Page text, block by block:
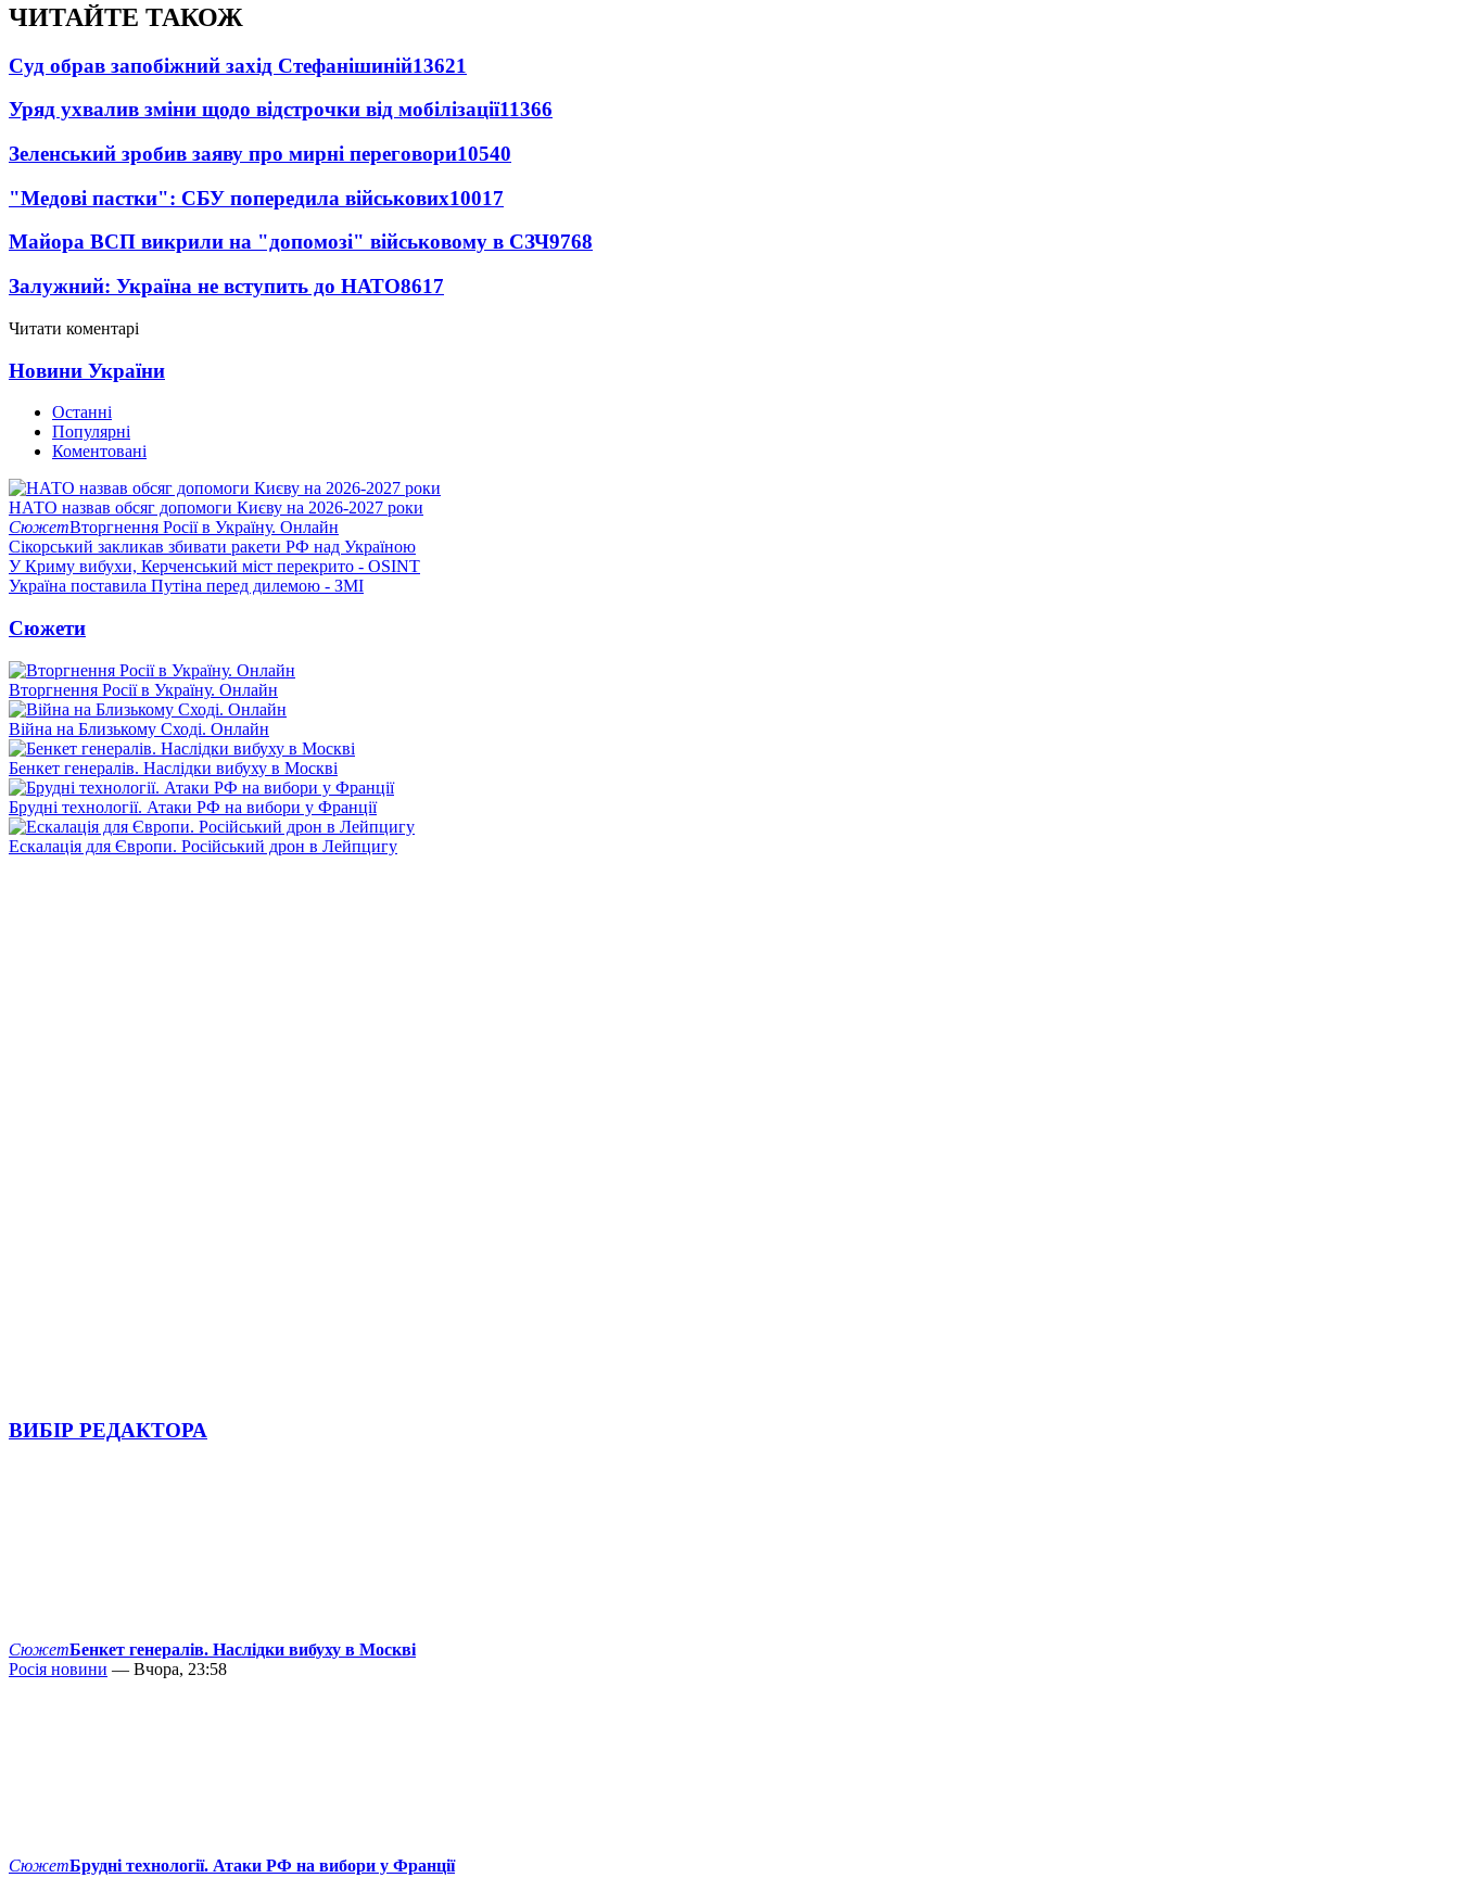
ЧИТАЙТЕ ТАКОЖ
Суд обрав запобіжний захід Стефанішиній13621
Уряд ухвалив зміни щодо відстрочки від мобілізації11366
Зеленський зробив заяву про мирні переговори10540
"Медові пастки": СБУ попередила військових10017
Майора ВСП викрили на "допомозі" військовому в СЗЧ9768
Залужний: Україна не вступить до НАТО8617
Читати коментарі
Новини України
Останні
Популярні
Коментовані
НАТО назвав обсяг допомоги Києву на 2026-2027 роки
СюжетВторгнення Росії в Україну. Онлайн
Сікорський закликав збивати ракети РФ над Україною
У Криму вибухи, Керченський міст перекрито - OSINT
Україна поставила Путіна перед дилемою - ЗМІ
Сюжети
Вторгнення Росії в Україну. Онлайн
Війна на Близькому Сході. Онлайн
Бенкет генералів. Наслідки вибуху в Москві
Брудні технології. Атаки РФ на вибори у Франції
Ескалація для Європи. Російський дрон в Лейпцигу
ВИБІР РЕДАКТОРА
СюжетБенкет генералів. Наслідки вибуху в Москві
Росія новини — Вчора, 23:58
СюжетБрудні технології. Атаки РФ на вибори у Франції